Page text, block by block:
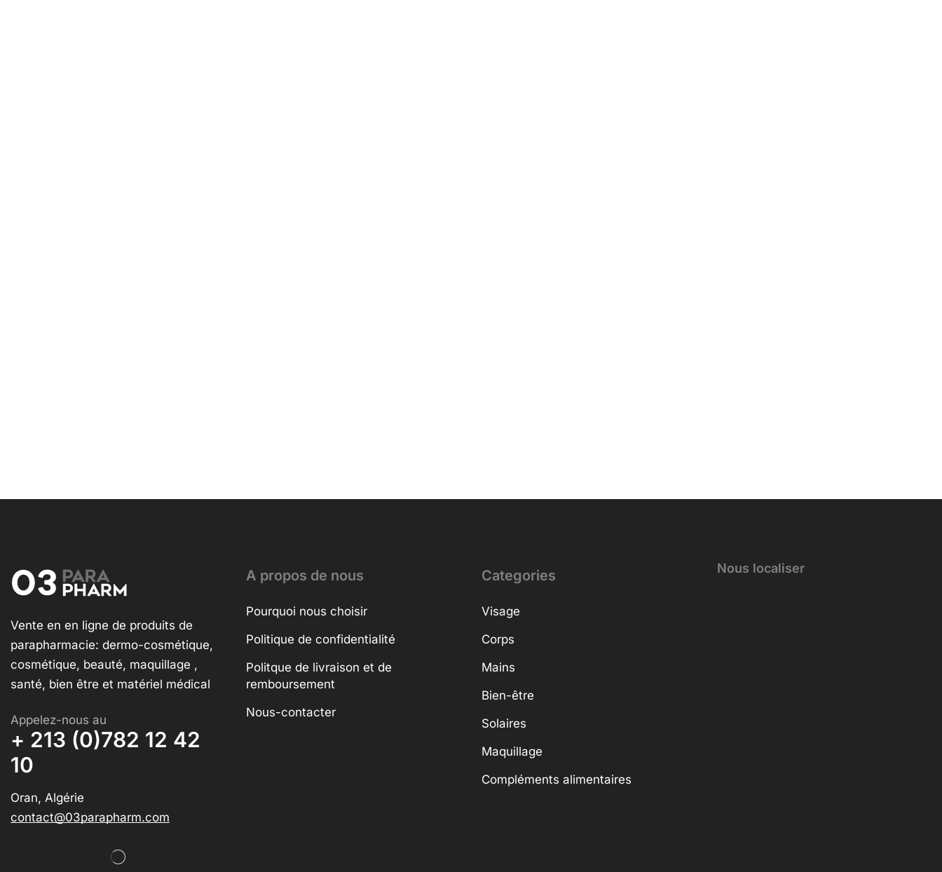
Vente en en ligne de produits de
parapharmacie: dermo-cosmétique,
cosmétique, beauté, maquillage ,
santé, bien être et matériel médical
Appelez-nous au
+ 213 (0)782 12 42
10
Oran, Algérie
contact@03parapharm.com
A propos de nous
Pourquoi nous choisir
Politique de confidentialité
Politque de livraison et de
remboursement
Nous-contacter
Categories
Visage
Corps
Mains
Bien-être
Solaires
Maquillage
Compléments alimentaires
Nous localiser